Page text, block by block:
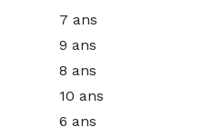
7 ans
9 ans
8 ans
10 ans
6 ans